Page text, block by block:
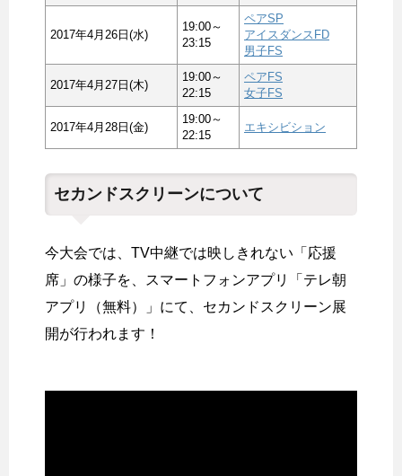
2017年4月26日(水)
19:00～
23:15
ペアSP
アイスダンスFD
男子FS
2017年4月27日(木)
19:00～
22:15
ペアFS
女子FS
2017年4月28日(金)
19:00～
22:15
エキシビション
セカンドスクリーンについて
今大会では、TV中継では映しきれない「応援
席」の様子を、スマートフォンアプリ「テレ朝
アプリ（無料）」にて、セカンドスクリーン展
開が行われます！